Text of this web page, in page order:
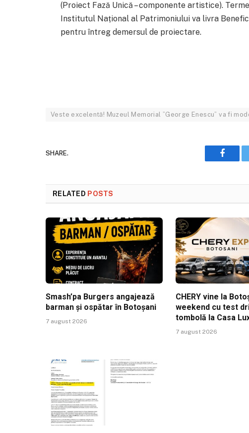
(Proiect Fază Unică – componente artistice).
Institutul Național al Patrimoniului va livra
pentru întreg demersul de proiectare.
Veste excelentă! Muzeul Memorial ”George Enescu” va fi
SHARE.
RELATED POSTS
Smash’pa Burgers angajează
barman și ospătar în Botoșani
7 august 2026
CHERY vine la
weekend cu test
tombolă la Casa
7 august 2026